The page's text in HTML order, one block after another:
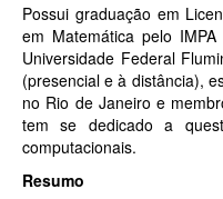
Possui graduação em
em Matemática pelo
Universidade Federal
(presencial e à distância),
no Rio de Janeiro e
tem se dedicado a
computacionais.
Resumo